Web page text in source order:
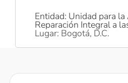
Entidad: Unidad para
Reparación Integral a
Lugar: Bogotá, D.C.